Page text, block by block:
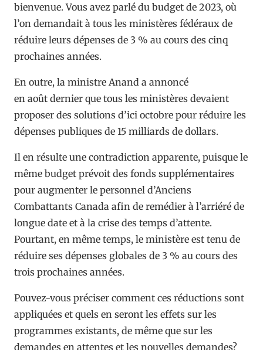
bienvenue. Vous avez parlé du budget de 2023, où
l’on demandait à tous les ministères fédéraux de
réduire leurs dépenses de 3 % au cours des cinq
prochaines années.
En outre, la ministre Anand a annoncé
en août dernier que tous les ministères devaient
proposer des solutions d’ici octobre pour réduire les
dépenses publiques de 15 milliards de dollars.
Il en résulte une contradiction apparente, puisque le
même budget prévoit des fonds supplémentaires
pour augmenter le personnel d’Anciens
Combattants Canada afin de remédier à l’arriéré de
longue date et à la crise des temps d’attente.
Pourtant, en même temps, le ministère est tenu de
réduire ses dépenses globales de 3 % au cours des
trois prochaines années.
Pouvez-vous préciser comment ces réductions sont
appliquées et quels en seront les effets sur les
programmes existants, de même que sur les
demandes en attentes et les nouvelles demandes?